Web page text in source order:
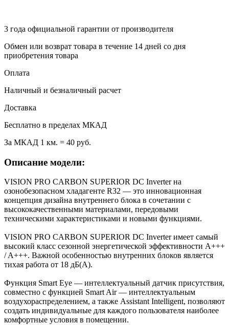
3 года официальной гарантии от производителя
Обмен или возврат товара в течение 14 дней со дня
приобретения товара
Оплата
Наличный и безналичный расчет
Доставка
Бесплатно в пределах МКАД
За МКАД 1 км. = 40 руб.
Описание модели:
VISION PRO CARBON SUPERIOR DC Inverter на
озонобезопасном хладагенте R32 — это инновационная
концепция дизайна внутреннего блока в сочетании с
высококачественными материалами, передовыми
техническими характеристиками и новыми функциями.
VISION PRO CARBON SUPERIOR DC Inverter имеет самый
высокий класс сезонной энергетической эффективности A+++
/ A+++. Важной особенностью внутренних блоков является
тихая работа от 18 дБ(А).
Функция Smart Eye — интеллектуальный датчик присутствия,
совместно с функцией Smart Air — интеллектуальным
воздухораспределением, а также Assistant Intelligent, позволяют
создать индивидуальные для каждого пользователя наиболее
комфортные условия в помещении.